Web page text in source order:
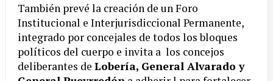
También prevé la creación de un Foro
Institucional e Interjurisdiccional Permanente,
integrado por concejales de todos los bloques
políticos del cuerpo e invita a los concejos
deliberantes de Lobería, General Alvarado y